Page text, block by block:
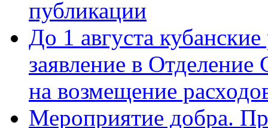
публикации
До 1 августа
заявление в
на возмещение
Мероприятие добра.